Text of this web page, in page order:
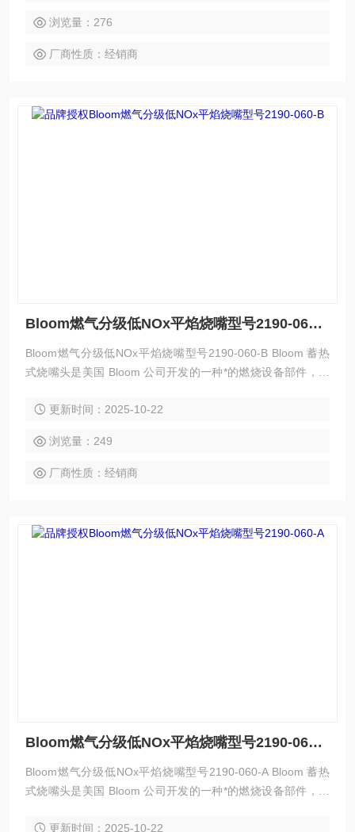
浏览量：276
厂商性质：经销商
Bloom燃气分级低NOx平焰烧嘴型号2190-060-B
Bloom燃气分级低NOx平焰烧嘴型号2190-060-B Bloom 蓄热
式烧嘴头是美国 Bloom 公司开发的一种*的燃烧设备部件，具
更新时间：2025-10-22
浏览量：249
厂商性质：经销商
Bloom燃气分级低NOx平焰烧嘴型号2190-060-A
Bloom燃气分级低NOx平焰烧嘴型号2190-060-A Bloom 蓄热
式烧嘴头是美国 Bloom 公司开发的一种*的燃烧设备部件，具
更新时间：2025-10-22